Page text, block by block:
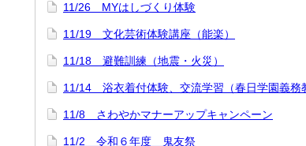
11/26 MYはしづくり体験
11/19 文化芸術体験講座（能楽）
11/18 避難訓練（地震・火災）
11/14 浴衣着付体験、交流学習（春日学園義務
11/8 さわやかマナーアップキャンペーン
11/2 令和６年度 鬼友祭